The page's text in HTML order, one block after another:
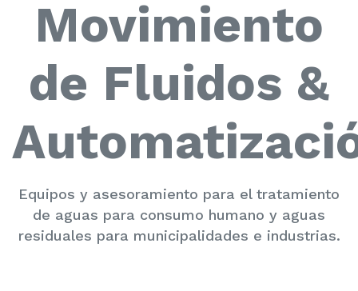
Movimiento
de Fluidos &
Equipos y asesoramiento para el tratamiento
de aguas para consumo humano y aguas
residuales para municipalidades e industrias.